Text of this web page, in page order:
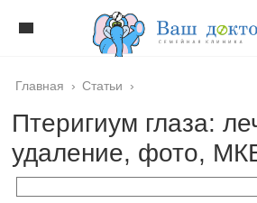
Главная › Статьи ›
Птеригиум глаза:
удаление, фото,